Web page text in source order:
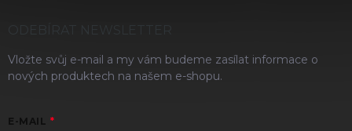
Vložte svůj e-mail a my vám budeme zasílat informace o
nových produktech na našem e-shopu.
E-MAIL